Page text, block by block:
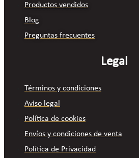
Productos vendidos
Blog
Preguntas frecuentes
Legal
Términos y condiciones
Aviso legal
Política de cookies
Envíos y condiciones de venta
Política de Privacidad